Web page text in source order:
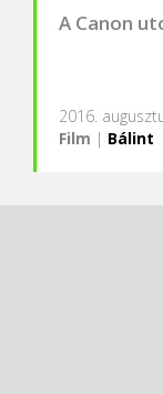
A Canon
2016.
Film | Bálint